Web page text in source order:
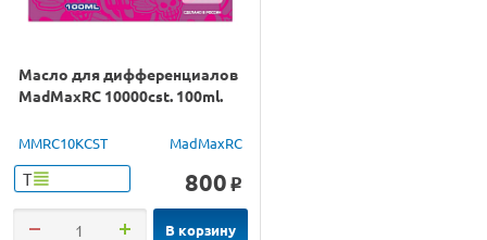
Масло для дифференциалов
MadMaxRC 10000cst. 100ml.
MMRC10KCST MadMaxRC
Т 800 o
В корзину